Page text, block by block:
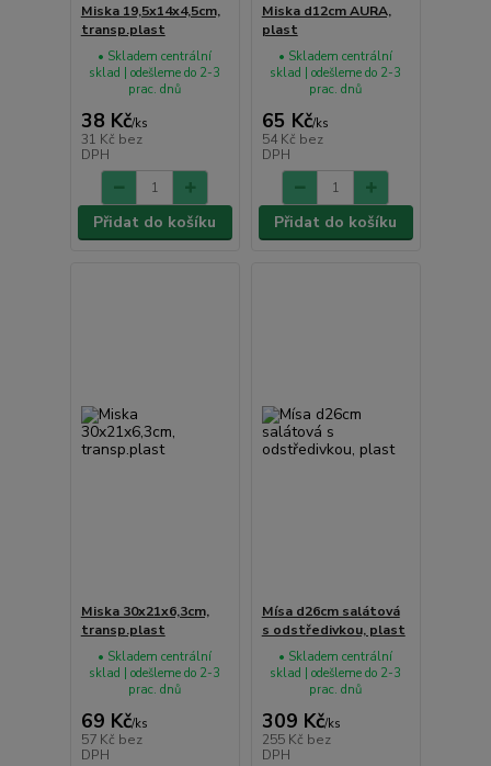
Miska 19,5x14x4,5cm,
transp.plast
38 Kč/ks
31 Kč bez
DPH
• Skladem centrální
sklad | odešleme do 2-3
prac. dnů
Přidat do košíku
Miska d12cm AURA,
plast
65 Kč/ks
54 Kč bez
DPH
• Skladem centrální
sklad | odešleme do 2-3
prac. dnů
Přidat do košíku
Miska 30x21x6,3cm,
transp.plast
69 Kč/ks
57 Kč bez
DPH
• Skladem centrální
sklad | odešleme do 2-3
prac. dnů
Mísa d26cm salátová
s odstředivkou, plast
309 Kč/ks
255 Kč bez
DPH
• Skladem centrální
sklad | odešleme do 2-3
prac. dnů